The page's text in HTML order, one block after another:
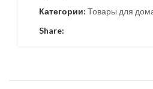
Категории: Товары для
Share: